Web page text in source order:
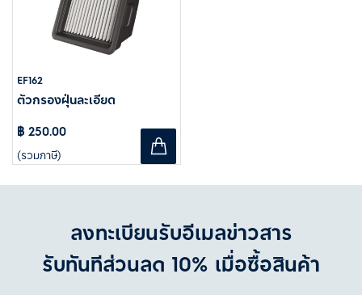
EF162
ตัวกรองฝุ่นละเอียด
฿ 250.00
(รวมภาษี)
ลงทะเบียนรับอีเมลข่าวสาร
รับทันทีส่วนลด 10% เมื่อซื้อสินค้า